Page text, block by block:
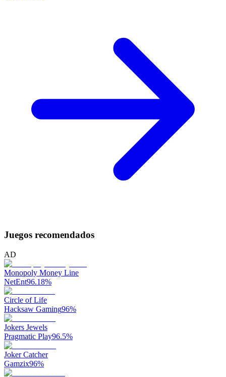
Juegos recomendados
AD
Monopoly Money Line
NetEnt96.18%
Circle of Life
Hacksaw Gaming96%
Jokers Jewels
Pragmatic Play96.5%
Joker Catcher
Gamzix96%